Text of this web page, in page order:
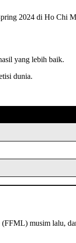
2024 di Ho Chi
yang lebih baik.
dunia.
musim lalu,